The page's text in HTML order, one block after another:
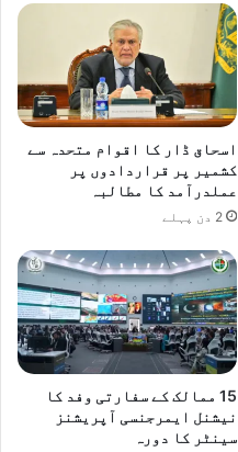
اسحاق ڈار کا اقوام متحدہ سے
کشمیر پر قراردادوں پر
عملدرآمد کا مطالبہ
2 دن پہلے
15 ممالک کے سفارتی وفد کا
نیشنل ایمرجنسی آپریشنز
سینٹر کا دورہ